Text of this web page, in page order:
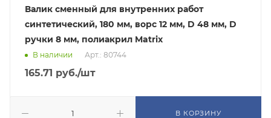
Валик сменный для внутренних работ
синтетический, 180 мм, ворс 12 мм, D 48 мм, D
ручки 8 мм, полиакрил Matrix
В наличии Арт.: 80744
165.71 руб./шт
В КОРЗИНУ